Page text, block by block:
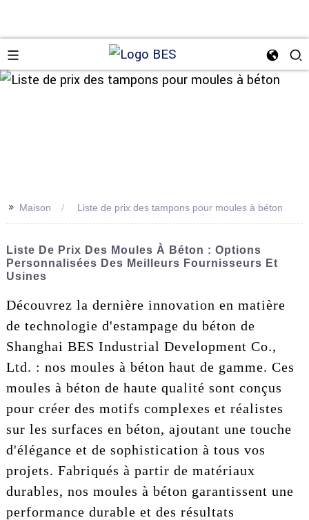
>> Maison Liste de prix des tampons pour moules à béton
Liste De Prix Des Moules À Béton : Options
Personnalisées Des Meilleurs Fournisseurs Et
Usines
Découvrez la dernière innovation en matière
de technologie d'estampage du béton de
Shanghai BES Industrial Development Co.,
Ltd. : nos moules à béton haut de gamme. Ces
moules à béton de haute qualité sont conçus
pour créer des motifs complexes et réalistes
sur les surfaces en béton, ajoutant une touche
d'élégance et de sophistication à tous vos
projets. Fabriqués à partir de matériaux
durables, nos moules à béton garantissent une
performance durable et des résultats